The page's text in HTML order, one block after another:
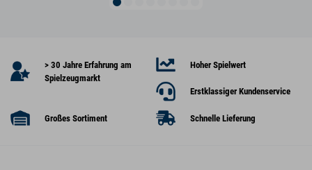
> 30 Jahre Erfahrung am
Spielzeugmarkt
Hoher Spielwert
Erstklassiger Kundenservice
Großes Sortiment Schnelle Lieferung